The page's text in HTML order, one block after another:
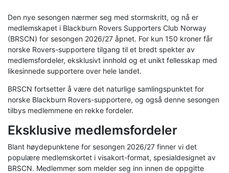
Den nye sesongen nærmer seg med stormskritt, og nå er
medlemskapet i Blackburn Rovers Supporters Club Norway
(BRSCN) for sesongen 2026/27 åpnet. For kun 150 kroner får
norske Rovers-supportere tilgang til et bredt spekter av
medlemsfordeler, eksklusivt innhold og et unikt fellesskap med
likesinnede supportere over hele landet.
BRSCN fortsetter å være det naturlige samlingspunktet for
norske Blackburn Rovers-supportere, og også denne sesongen
tilbys medlemmene en rekke fordeler.
Eksklusive medlemsfordeler
Blant høydepunktene for sesongen 2026/27 finner vi det
populære medlemskortet i visakort-format, spesialdesignet av
BRSCN. Medlemmer som melder seg inn innen de oppgitte